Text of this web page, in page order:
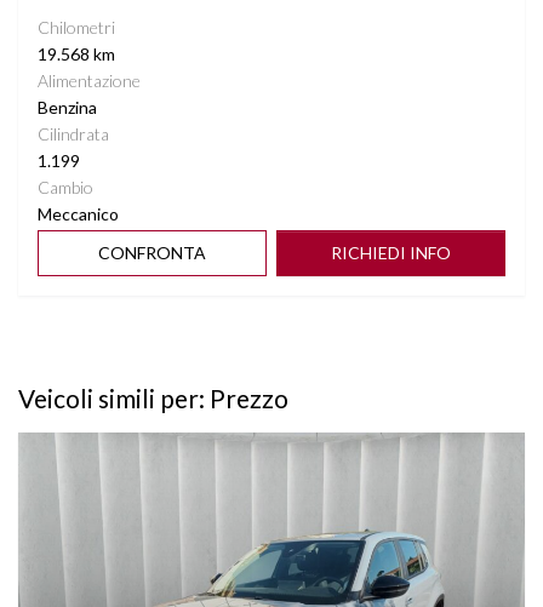
Chilometri
19.568 km
Alimentazione
Benzina
Cilindrata
1.199
Cambio
Meccanico
CONFRONTA
RICHIEDI INFO
Veicoli simili per: Prezzo
Vedi dettagli